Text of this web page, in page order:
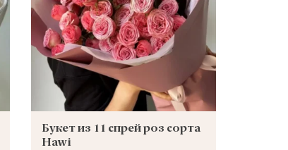
Букет из 11 спрей роз сорта
Hawi